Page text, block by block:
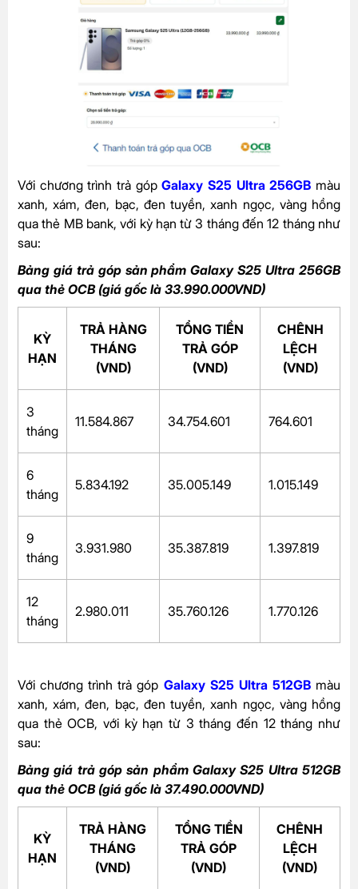
Với chương trình trả gópGalaxy S25 Ultra 256GB màu
xanh, xám, đen, bạc, đen tuyền, xanh ngọc, vàng hồng
qua thẻ MB bank, với kỳ hạn từ 3 tháng đến 12 tháng như
sau:
Bảng giá trả góp sản phẩm Galaxy S25 Ultra 256GB
qua thẻ OCB (giá gốc là 33.990.000VND)
KỲ
HẠN
TRẢ HÀNG
THÁNG
(VND)
TỔNG TIỀN
TRẢ GÓP
(VND)
CHÊNH
LỆCH
(VND)
3
tháng
11.584.867 34.754.601 764.601
6
tháng
5.834.192 35.005.149 1.015.149
9
tháng
3.931.980 35.387.819 1.397.819
12
tháng
2.980.011 35.760.126 1.770.126
Với chương trình trả góp Galaxy S25 Ultra 512GBmàu
xanh, xám, đen, bạc, đen tuyền, xanh ngọc, vàng hồng
qua thẻ OCB, với kỳ hạn từ 3 tháng đến 12 tháng như
sau:
Bảng giá trả góp sản phẩm Galaxy S25 Ultra 512GB
qua thẻ OCB (giá gốc là 37.490.000VND)
KỲ
HẠN
TRẢ HÀNG
THÁNG
(VND)
TỔNG TIỀN
TRẢ GÓP
(VND)
CHÊNH
LỆCH
(VND)